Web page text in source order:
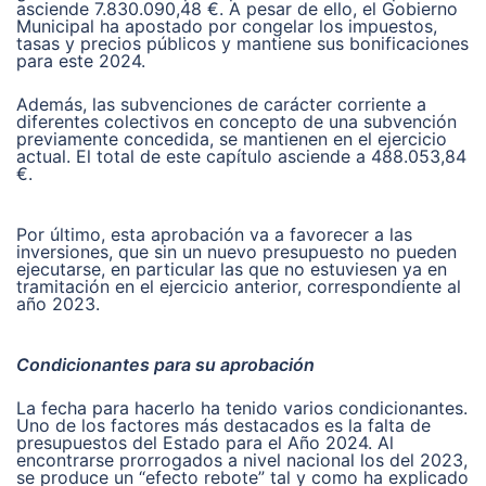
asciende 7.830.090,48 €. A pesar de ello, el Gobierno
Municipal ha apostado por congelar los impuestos,
tasas y precios públicos y mantiene sus bonificaciones
para este 2024.
Además, las subvenciones de carácter corriente a
diferentes colectivos en concepto de una subvención
previamente concedida, se mantienen en el ejercicio
actual. El total de este capítulo asciende a 488.053,84
€.
Por último, esta aprobación va a favorecer a las
inversiones, que sin un nuevo presupuesto no pueden
ejecutarse, en particular las que no estuviesen ya en
tramitación en el ejercicio anterior, correspondiente al
año 2023.
Condicionantes para su aprobación
La fecha para hacerlo ha tenido varios condicionantes.
Uno de los factores más destacados es la falta de
presupuestos del Estado para el Año 2024. Al
encontrarse prorrogados a nivel nacional los del 2023,
se produce un “efecto rebote” tal y como ha explicado